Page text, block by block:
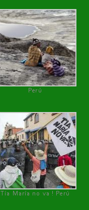
Perú
Tía María no va ! Perú